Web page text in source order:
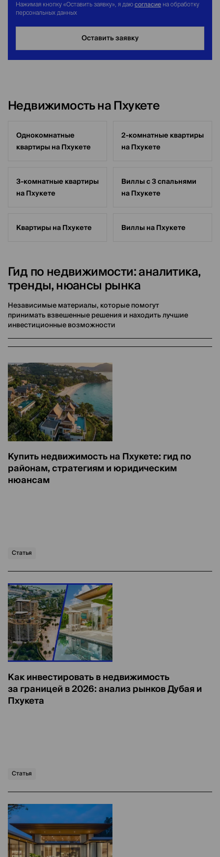
Нажимая кнопку «Оставить заявку», я даю согласие на обработку
персональных данных
Оставить заявку
Недвижимость на Пхукете
Однокомнатные
квартиры на Пхукете
2-комнатные квартиры
на Пхукете
3-комнатные квартиры
на Пхукете
Виллы с 3 спальнями
на Пхукете
Квартиры на Пхукете Виллы на Пхукете
Гид по недвижимости: аналитика,
тренды, нюансы рынка
Независимые материалы, которые помогут
принимать взвешенные решения и находить лучшие
инвестиционные возможности
Купить недвижимость на Пхукете: гид по
районам, стратегиям и юридическим
нюансам
Статья
Как инвестировать в недвижимость
за границей в 2026: анализ рынков Дубая и
Пхукета
Статья